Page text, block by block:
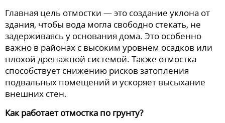
Главная цель отмостки — это создание уклона от
здания, чтобы вода могла свободно стекать, не
задерживаясь у основания дома. Это особенно
важно в районах с высоким уровнем осадков или
плохой дренажной системой. Также отмостка
способствует снижению рисков затопления
подвальных помещений и ускоряет высыхание
внешних стен.
Как работает отмостка по грунту?